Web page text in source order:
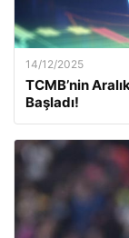
14/12/2025
TCMB’nin
Başladı!